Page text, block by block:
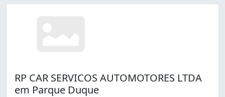
RP CAR SERVICOS AUTOMOTORES LTDA
em Parque Duque